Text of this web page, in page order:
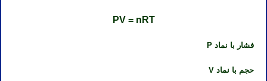
PV = nRT
فشار با نماد P
حجم با نماد V